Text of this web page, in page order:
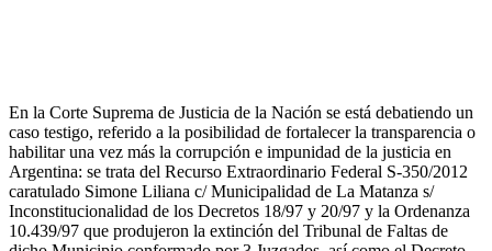
En la Corte Suprema de Justicia de la Nación se está debatiendo un
caso testigo, referido a la posibilidad de fortalecer la transparencia o
habilitar una vez más la corrupción e impunidad de la justicia en
Argentina: se trata del Recurso Extraordinario Federal S-350/2012
caratulado Simone Liliana c/ Municipalidad de La Matanza s/
Inconstitucionalidad de los Decretos 18/97 y 20/97 y la Ordenanza
10.439/97 que produjeron la extinción del Tribunal de Faltas de